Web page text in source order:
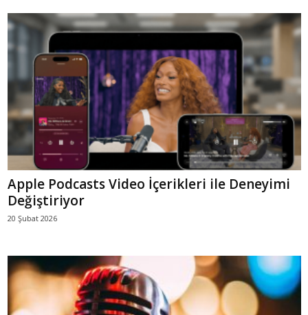
Apple Podcasts Video İçerikleri ile Deneyimi
Değiştiriyor
20 Şubat 2026